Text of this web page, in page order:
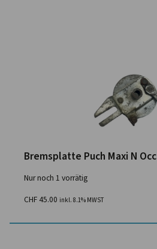
Bremsplatte Puch Maxi N Occ
Nur noch 1 vorrätig
CHF 45.00 inkl. 8.1% MWST